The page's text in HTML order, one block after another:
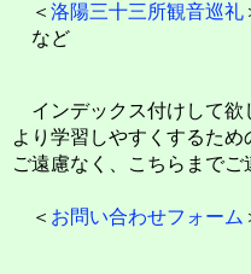
＜ 洛陽三十三所観音巡礼
など
インデックス付けして欲
より学習しやすくするため
ご遠慮なく、こちらまでご
＜ お問い合わせフォーム